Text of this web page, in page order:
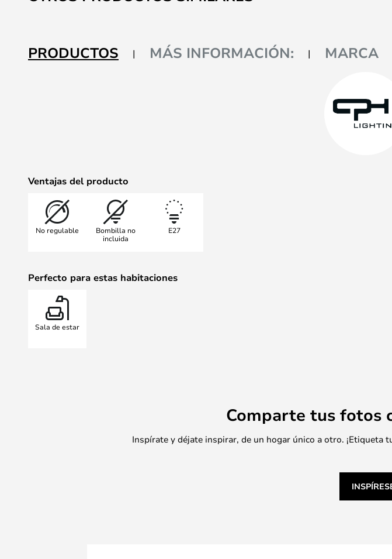
comienzo
galería
de
PRODUCTOS MÁS INFORMACIÓN: MARCA
Ventajas del producto
No regulable
Bombilla no
incluida
E27
Perfecto para estas habitaciones
Sala de estar
Comparte tus fotos
Inspírate y déjate inspirar, de un hogar único a otro. ¡Etiqueta